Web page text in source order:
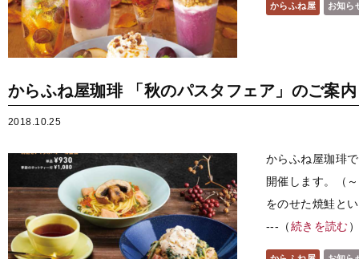
からふね屋 お知ら
からふね屋珈琲 「秋のパスタフェア」のご案内
2018.10.25
からふね屋珈琲
開催します。（
をのせた焼鮭と
---（続きを読む